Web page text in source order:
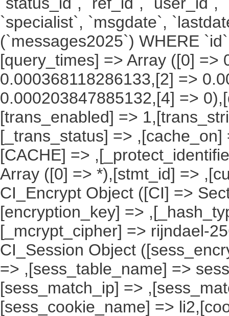
`specialist`, `msgdate`,
(`messages2025`) WHERE
[query_times] => Array ([0] =>
0.000368118286133,[2] =>
0.000203847885132,[4] =>
[trans_enabled] =>
[_trans_status] =>
[CACHE] =>
Array ([0] => *),[stmt_id] =>
CI_Encrypt Object ([CI] =>
[encryption_key] =>
[_mcrypt_cipher] => rijndael-
CI_Session Object
=> ,[sess_table_name] =>
[sess_match_ip] =>
[sess_cookie_name] =>